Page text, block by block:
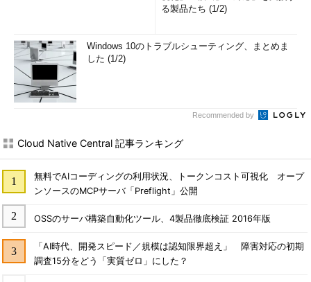
る製品たち (1/2)
Windows 10のトラブルシューティング、まとめま
した (1/2)
Recommended by
Cloud Native Central 記事ランキング
無料でAIコーディングの利用状況、トークンコスト可視化 オープ
ンソースのMCPサーバ「Preflight」公開
OSSのサーバ構築自動化ツール、4製品徹底検証 2016年版
「AI時代、開発スピード／規模は認知限界超え」 障害対応の初期
調査15分をどう「実質ゼロ」にした？